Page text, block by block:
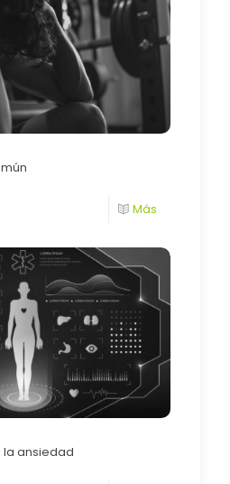
Más
la ansiedad